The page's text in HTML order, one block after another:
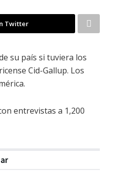
Twitter
su país si tuviera los
Cid-Gallup. Los
entrevistas a 1,200